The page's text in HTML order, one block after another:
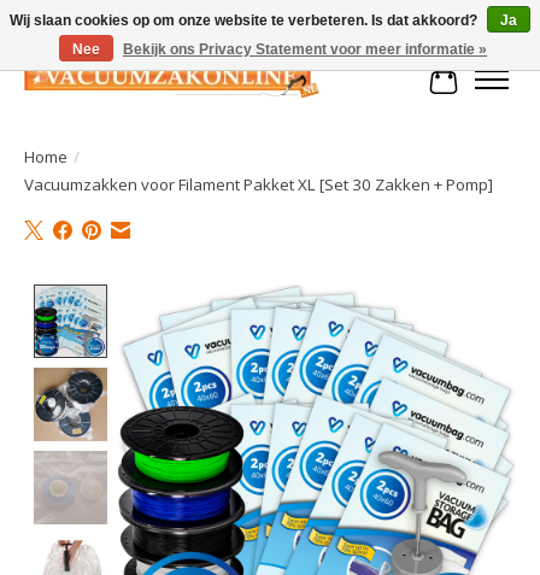
Home /
Vacuumzakken voor Filament Pakket XL [Set 30 Zakken + Pomp]
Product image slideshow Items
Wij slaan cookies op om onze website te verbeteren. Is dat akkoord?
Ja
Nee
Bekijk ons Privacy Statement voor meer informatie »